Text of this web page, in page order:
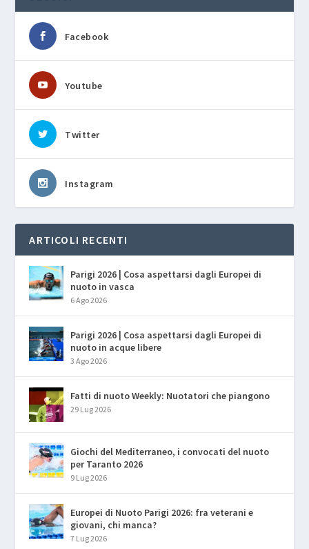
Facebook
Youtube
Twitter
Instagram
ARTICOLI RECENTI
Parigi 2026 | Cosa aspettarsi dagli Europei di
nuoto in vasca
6 Ago 2026
Parigi 2026 | Cosa aspettarsi dagli Europei di
nuoto in acque libere
3 Ago 2026
Fatti di nuoto Weekly: Nuotatori che piangono
29 Lug 2026
Giochi del Mediterraneo, i convocati del nuoto
per Taranto 2026
9 Lug 2026
Europei di Nuoto Parigi 2026: fra veterani e
giovani, chi manca?
7 Lug 2026